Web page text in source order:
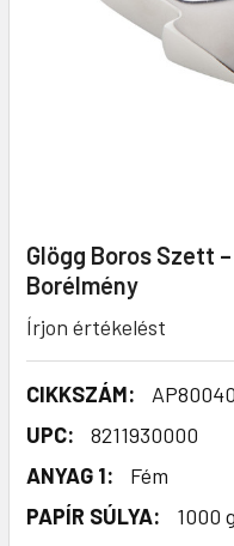
Glögg Boros Szett
Borélmény
Írjon értékelést
CIKKSZÁM:
UPC:
8211930000
ANYAG 1:
Fém
PAPÍR SÚLYA:
1000